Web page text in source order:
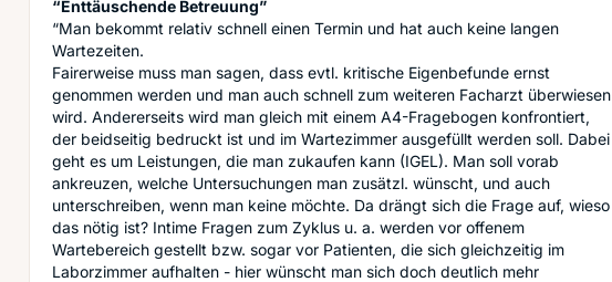
“Enttäuschende Betreuung”
“Man bekommt relativ schnell einen Termin und hat auch keine langen
Wartezeiten.
Fairerweise muss man sagen, dass evtl. kritische Eigenbefunde ernst
genommen werden und man auch schnell zum weiteren Facharzt überwiesen
wird. Andererseits wird man gleich mit einem A4-Fragebogen konfrontiert,
der beidseitig bedruckt ist und im Wartezimmer ausgefüllt werden soll. Dabei
geht es um Leistungen, die man zukaufen kann (IGEL). Man soll vorab
ankreuzen, welche Untersuchungen man zusätzl. wünscht, und auch
unterschreiben, wenn man keine möchte. Da drängt sich die Frage auf, wieso
das nötig ist? Intime Fragen zum Zyklus u. a. werden vor offenem
Wartebereich gestellt bzw. sogar vor Patienten, die sich gleichzeitig im
Laborzimmer aufhalten - hier wünscht man sich doch deutlich mehr